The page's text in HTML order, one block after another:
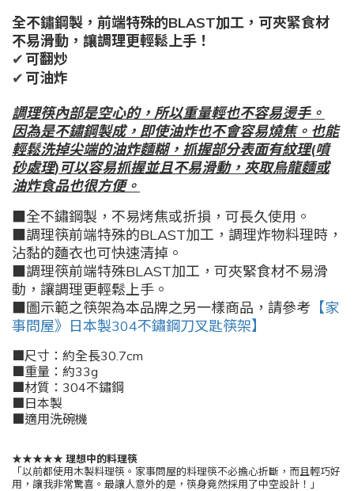
全不鏽鋼製，前端特殊的BLAST加工，可夾緊食材
不易滑動，讓調理更輕鬆上手！
✔ 可翻炒
✔ 可油炸
調理筷內部是空心的，所以重量輕也不容易燙手。
因為是不鏽鋼製成，即使油炸也不會容易燒焦。也能
輕鬆洗掉尖端的油炸麵糊，抓握部分表面有紋理(噴
砂處理)可以容易抓握並且不易滑動，夾取烏龍麵或
油炸食品也很方便。
■全不鏽鋼製，不易烤焦或折損，可長久使用。
■調理筷前端特殊的BLAST加工，調理炸物料理時，
沾黏的麵衣也可快速清掉。
■調理筷前端特殊BLAST加工，可夾緊食材不易滑
動，讓調理更輕鬆上手。
■圖示範之筷架為本品牌之另一樣商品，請參考 【家
事問屋》日本製304不鏽鋼刀叉匙筷架】
■尺寸：約全長30.7cm
■重量：約33g
■材質：304不鏽鋼
■日本製
■適用洗碗機
★★★★★ 理想中的料理筷
「以前都使用木製料理筷。家事問屋的料理筷不必擔心折斷，而且輕巧好
用，讓我非常驚喜。最讓人意外的是，筷身竟然採用了中空設計！」